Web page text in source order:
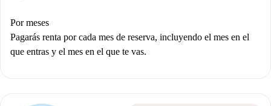
Por meses
Pagarás renta por cada mes de reserva, incluyendo el mes en el
que entras y el mes en el que te vas.